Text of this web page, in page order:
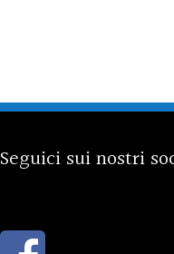
Seguici sui nostri